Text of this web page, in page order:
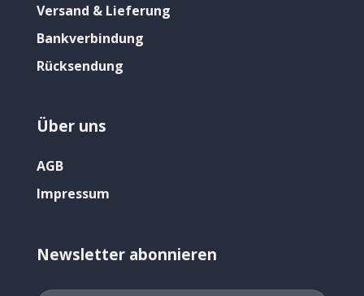
Versand & Lieferung
Bankverbindung
Rücksendung
Über uns
AGB
Impressum
Newsletter abonnieren